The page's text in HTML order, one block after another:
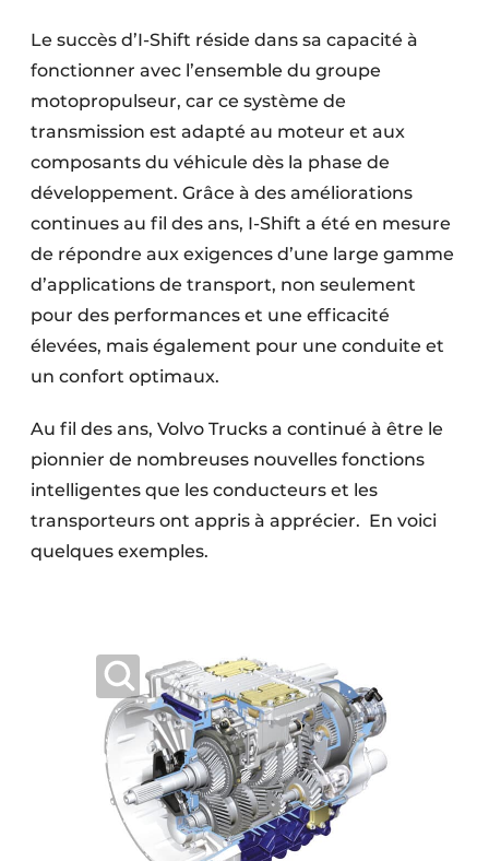
Le succès d’I-Shift réside dans sa capacité à
fonctionner avec l’ensemble du groupe
motopropulseur, car ce système de
transmission est adapté au moteur et aux
composants du véhicule dès la phase de
développement. Grâce à des améliorations
continues au fil des ans, I-Shift a été en mesure
de répondre aux exigences d’une large gamme
d’applications de transport, non seulement
pour des performances et une efficacité
élevées, mais également pour une conduite et
un confort optimaux.
Au fil des ans, Volvo Trucks a continué à être le
pionnier de nombreuses nouvelles fonctions
intelligentes que les conducteurs et les
transporteurs ont appris à apprécier. En voici
quelques exemples.